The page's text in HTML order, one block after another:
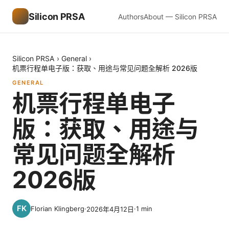
Silicon PRSA AuthorsAbout — Silicon PRSA
Silicon PRSA › General ›
机票行程单电子版：获取、用途与常见问题全解析 2026版
GENERAL
机票行程单电子
版：获取、用途与
常见问题全解析
2026版
Florian Klingberg·2026年4月12日·1 min